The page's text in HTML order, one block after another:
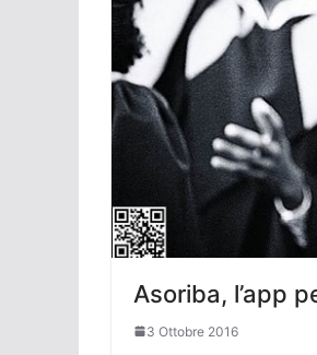
Asoriba, l’app
3 Ottobre 2016